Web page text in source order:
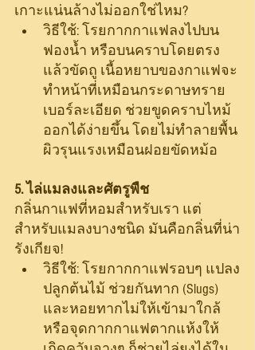
เกาะแน่นล้างไม่ออกใช่ไหม?
วิธีใช้: โรยกากกาแฟลงไปบน
ฟองน้ำ หรือบนคราบโดยตรง
แล้วขัดถู เนื้อหยาบของกาแฟจะ
ทำหน้าที่เหมือนกระดาษทราย
เบอร์ละเอียด ช่วยขูดคราบไหม้
ออกได้ง่ายขึ้น โดยไม่ทำลายพื้น
ผิวรุนแรงเหมือนฝอยขัดหม้อ
5. ไล่แมลงและศัตรูพืช
กลิ่นกาแฟที่หอมสำหรับเรา แต่
สำหรับแมลงบางชนิด มันคือกลิ่นที่น่า
รังเกียจ!
วิธีใช้: โรยกากกาแฟรอบๆ แปลง
ปลูกต้นไม้ ช่วยกันทาก (Slugs)
และหอยทากไม่ให้เข้ามาใกล้
หรือจุดกากกาแฟตากแห้งให้